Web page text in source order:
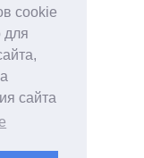
cookie
для
сайта